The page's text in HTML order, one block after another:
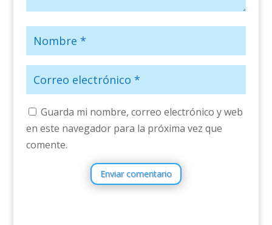
Guarda mi nombre, correo electrónico y web
en este navegador para la próxima vez que
comente.
Enviar comentario